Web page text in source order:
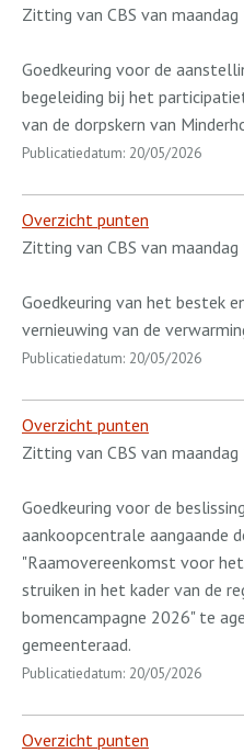
Zitting van CBS van
Goedkeuring voor de
begeleiding bij het
van de dorpskern van
Publicatiedatum: 20/05/2026
Overzicht punten
Zitting van CBS van
Goedkeuring van het bestek
vernieuwing van de
Publicatiedatum: 20/05/2026
Overzicht punten
Zitting van CBS van
Goedkeuring voor de
aankoopcentrale aangaande
"Raamovereenkomst voor
struiken in het kader van de
bomencampagne 2026" te
gemeenteraad.
Publicatiedatum: 20/05/2026
Overzicht punten